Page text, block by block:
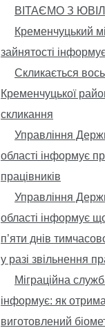
ВІТАЄМО З
Кременчуцький
зайнятості
Скликається
Кременчуцької
скликання
Управління
області інформує
працівників
Управління
області інформує
п’яти днів
у разі звільнення
Міграційна
інформує: як
виготовлений